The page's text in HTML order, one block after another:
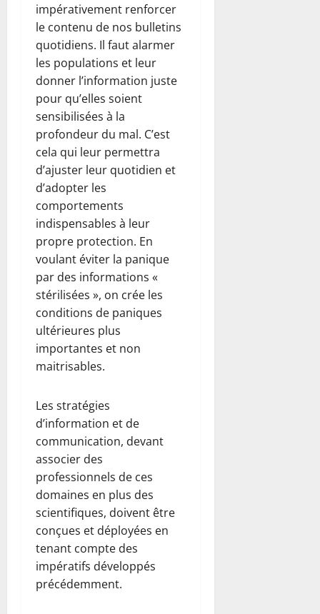
impérativement renforcer
le contenu de nos bulletins
quotidiens. Il faut alarmer
les populations et leur
donner l’information juste
pour qu’elles soient
sensibilisées à la
profondeur du mal. C’est
cela qui leur permettra
d’ajuster leur quotidien et
d’adopter les
comportements
indispensables à leur
propre protection. En
voulant éviter la panique
par des informations «
stérilisées », on crée les
conditions de paniques
ultérieures plus
importantes et non
maitrisables.
Les stratégies
d’information et de
communication, devant
associer des
professionnels de ces
domaines en plus des
scientifiques, doivent être
conçues et déployées en
tenant compte des
impératifs développés
précédemment.